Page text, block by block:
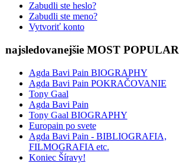
Zabudli ste heslo?
Zabudli ste meno?
Vytvoriť konto
najsledovanejšie MOST POPULAR
Agda Bavi Pain BIOGRAPHY
Agda Bavi Pain POKRAČOVANIE
Tony Gaal
Agda Bavi Pain
Tony Gaal BIOGRAPHY
Europain po svete
Agda Bavi Pain - BIBLIOGRAFIA,
FILMOGRAFIA etc.
Koniec Šíravy!